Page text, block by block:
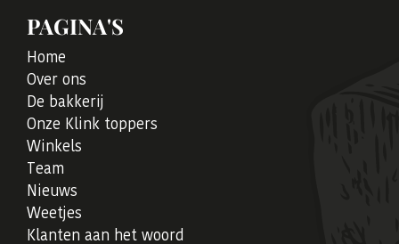
PAGINA'S
Home
Over ons
De bakkerij
Onze Klink toppers
Winkels
Team
Nieuws
Weetjes
Klanten aan het woord